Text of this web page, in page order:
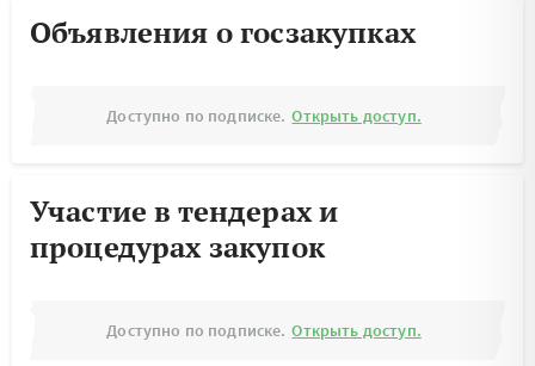
Объявления о госзакупках
Доступно по подписке. Открыть доступ.
Участие в тендерах и
процедурах закупок
Доступно по подписке. Открыть доступ.